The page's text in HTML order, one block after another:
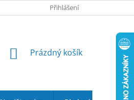
DOPRAVA A PLATBA
Přihlášení
NÁKUPNÍ
Prázdný košík